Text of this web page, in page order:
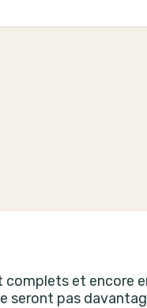
et encore
seront pas